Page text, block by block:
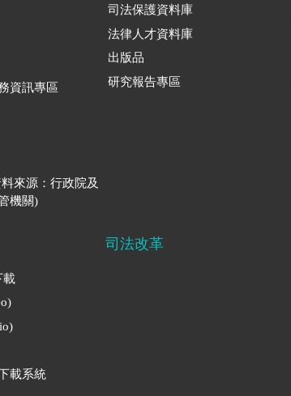
資訊專區
來源：行政院及
機關)
司法保護資料庫
法律人才資料庫
出版品
研究報告專區
載
載系統
司法改革